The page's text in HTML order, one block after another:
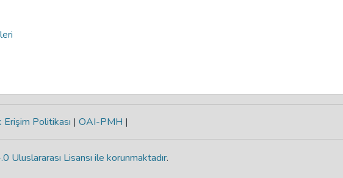
Erişim Politikası | OAI-PMH |
Uluslararası Lisansı ile korunmaktadır.